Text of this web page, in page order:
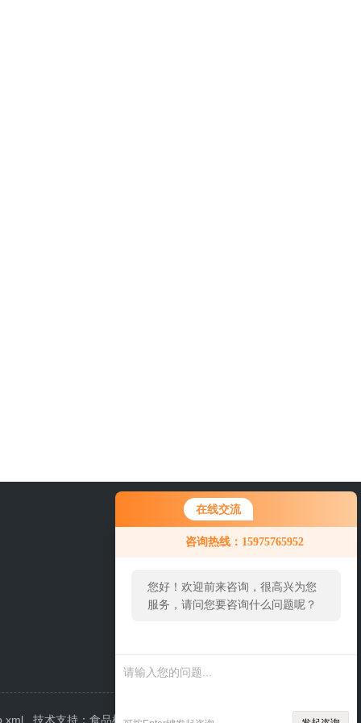
在线交流
咨询热线：15975765952
您好！欢迎前来咨询，很高兴为您
服务，请问您要咨询什么问题呢？
0757-63529918
技术支持： 食品机械设备网 管理登陆